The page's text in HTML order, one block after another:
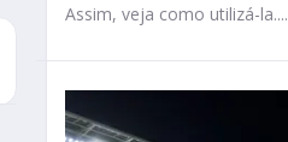
Assim, veja como utilizá-la....